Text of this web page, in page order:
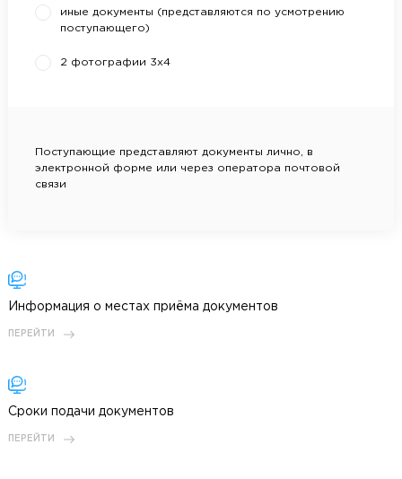
иные документы (представляются по усмотрению
поступающего)
2 фотографии 3х4
Поступающие представляют документы лично, в
электронной форме или через оператора почтовой
связи
Информация о местах приёма документов
ПЕРЕЙТИ
Cроки подачи документов
ПЕРЕЙТИ